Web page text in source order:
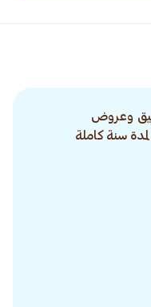
وعروض
سنة كاملة